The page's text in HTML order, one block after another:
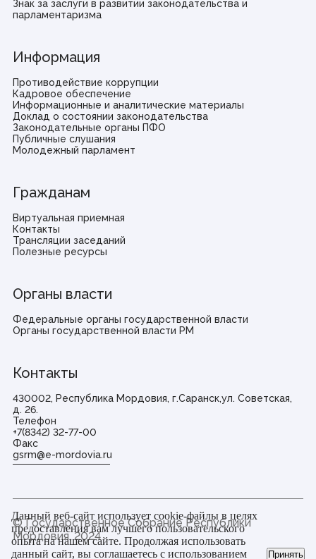
Знак за заслуги в развитии законодательства и
парламентаризма
Информация
Противодействие коррупции
Кадровое обеспечение
Информационные и аналитические материалы
Доклад о состоянии законодательства
Законодательные органы ПФО
Публичные слушания
Молодежный парламент
Гражданам
Виртуальная приемная
Контакты
Трансляции заседаний
Полезные ресурсы
Органы власти
Федеральные органы государственной власти
Органы государственной власти РМ
Контакты
430002, Республика Мордовия, г.Саранск,ул. Советская,
д. 26.
Телефон
+7(8342) 32-77-00
Факс
gsrm@e-mordovia.ru
© Государственное Cобрание Республики
Мордовия,2024
Данный веб-сайт использует cookie-файлы в целях
предоставления вам лучшего пользовательского
опыта на нашем сайте. Продолжая использовать
данный сайт, вы соглашаетесь с использованием
Принять